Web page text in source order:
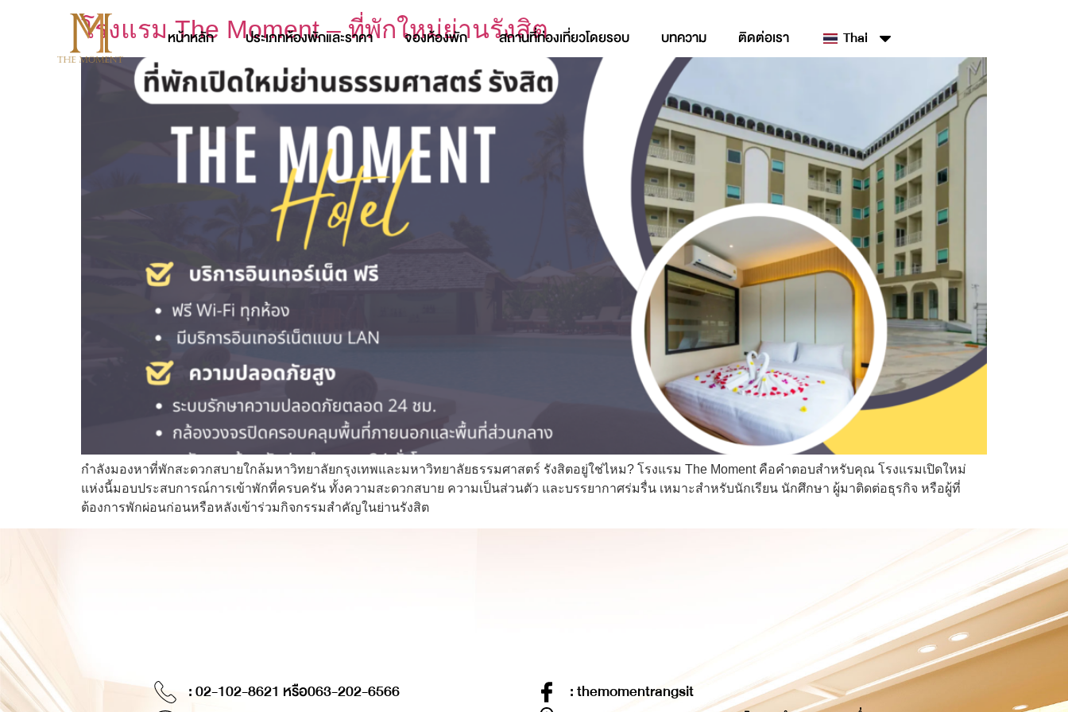
หน้าหลัก ประเภทห้องพักและราคา จองห้องพัก สถานที่ท่องเที่ยวโดยรอบ บทความ ติดต่อเรา Thai
โรงแรม The Moment – ที่พักใหม่ย่านรังสิต
กำลังมองหาที่พักสะดวกสบายใกล้มหาวิทยาลัยกรุงเทพและมหาวิทยาลัยธรรมศาสตร์ รังสิตอยู่ใช่ไหม? โรงแรม The Moment คือคำตอบสำหรับคุณ โรงแรมเปิดใหม่
แห่งนี้มอบประสบการณ์การเข้าพักที่ครบครัน ทั้งความสะดวกสบาย ความเป็นส่วนตัว และบรรยากาศร่มรื่น เหมาะสำหรับนักเรียน นักศึกษา ผู้มาติดต่อธุรกิจ หรือผู้ที่
ต้องการพักผ่อนก่อนหรือหลังเข้าร่วมกิจกรรมสำคัญในย่านรังสิต
: 02-102-8621 หรือ063-202-6566
: themomentrangsit